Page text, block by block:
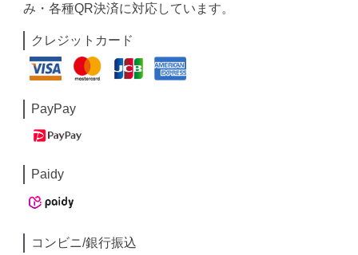
み・各種QR決済に対応しています。
クレジットカード
PayPay
Paidy
コンビニ/銀行振込